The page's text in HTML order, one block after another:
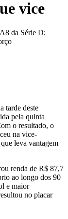
vice
da Série D;
tarde deste
pela quinta
o resultado, o
na vice-
leva vantagem
renda de R$ 87,7
ao longo dos 90
e maior
no placar